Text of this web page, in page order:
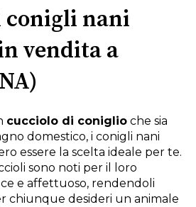
conigli nani
vendita a
cucciolo di coniglio che sia
domestico, i conigli nani
essere la scelta ideale per te.
sono noti per il loro
e affettuoso, rendendoli
chiunque desideri un animale